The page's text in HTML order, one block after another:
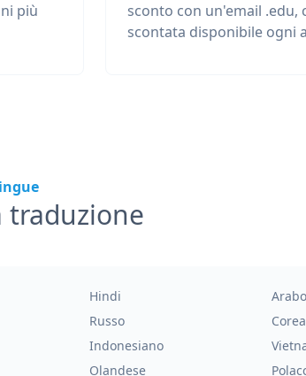
più
sconto con un'email .edu,
scontata disponibile ogni
traduzione
Hindi
Russo
Indonesiano
Olandese